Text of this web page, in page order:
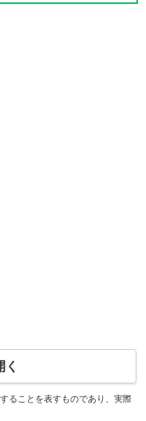
ることを表すものであり、実際